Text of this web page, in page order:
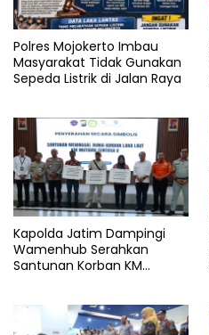
Polres Mojokerto Imbau
Masyarakat Tidak Gunakan
Sepeda Listrik di Jalan Raya
Kapolda Jatim Dampingi
Wamenhub Serahkan
Santunan Korban KM